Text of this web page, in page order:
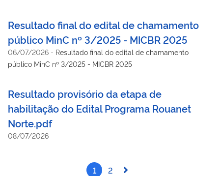
Resultado final do edital de chamamento
público MinC nº 3/2025 - MICBR 2025
06/07/2026 - Resultado final do edital de chamamento
público MinC nº 3/2025 - MICBR 2025
Resultado provisório da etapa de
habilitação do Edital Programa Rouanet
Norte.pdf
08/07/2026
1 2